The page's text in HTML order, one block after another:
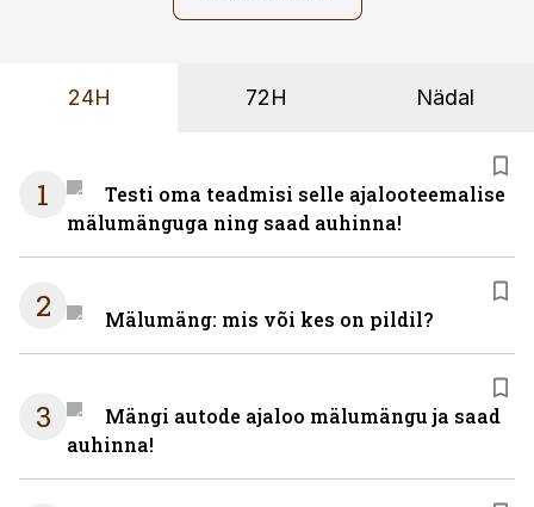
24H 72H Nädal
1
Testi oma teadmisi selle ajalooteemalise
mälumänguga ning saad auhinna!
2 Mälumäng: mis või kes on pildil?
3
Mängi autode ajaloo mälumängu ja saad
auhinna!